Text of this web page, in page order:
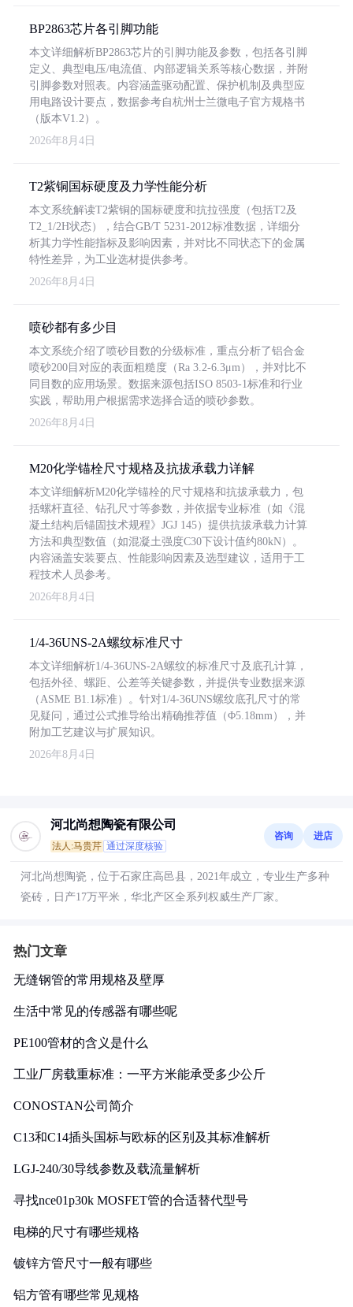
BP2863芯片各引脚功能
本文详细解析BP2863芯片的引脚功能及参数，包括各引脚
定义、典型电压/电流值、内部逻辑关系等核心数据，并附
引脚参数对照表。内容涵盖驱动配置、保护机制及典型应
用电路设计要点，数据参考自杭州士兰微电子官方规格书
（版本V1.2）。
2026年8月4日
T2紫铜国标硬度及力学性能分析
本文系统解读T2紫铜的国标硬度和抗拉强度（包括T2及
T2_1/2H状态），结合GB/T 5231-2012标准数据，详细分
析其力学性能指标及影响因素，并对比不同状态下的金属
特性差异，为工业选材提供参考。
2026年8月4日
喷砂都有多少目
本文系统介绍了喷砂目数的分级标准，重点分析了铝合金
喷砂200目对应的表面粗糙度（Ra 3.2-6.3μm），并对比不
同目数的应用场景。数据来源包括ISO 8503-1标准和行业
实践，帮助用户根据需求选择合适的喷砂参数。
2026年8月4日
M20化学锚栓尺寸规格及抗拔承载力详解
本文详细解析M20化学锚栓的尺寸规格和抗拔承载力，包
括螺杆直径、钻孔尺寸等参数，并依据专业标准（如《混
凝土结构后锚固技术规程》JGJ 145）提供抗拔承载力计算
方法和典型数值（如混凝土强度C30下设计值约80kN）。
内容涵盖安装要点、性能影响因素及选型建议，适用于工
程技术人员参考。
2026年8月4日
1/4-36UNS-2A螺纹标准尺寸
本文详细解析1/4-36UNS-2A螺纹的标准尺寸及底孔计算，
包括外径、螺距、公差等关键参数，并提供专业数据来源
（ASME B1.1标准）。针对1/4-36UNS螺纹底孔尺寸的常
见疑问，通过公式推导给出精确推荐值（Φ5.18mm），并
附加工艺建议与扩展知识。
2026年8月4日
河北尚想陶瓷有限公司
法人:马贵芹 通过深度核验
咨询 进店
河北尚想陶瓷，位于石家庄高邑县，2021年成立，专业生产多种
瓷砖，日产17万平米，华北产区全系列权威生产厂家。
热门文章
无缝钢管的常用规格及壁厚
生活中常见的传感器有哪些呢
PE100管材的含义是什么
工业厂房载重标准：一平方米能承受多少公斤
CONOSTAN公司简介
C13和C14插头国标与欧标的区别及其标准解析
LGJ-240/30导线参数及载流量解析
寻找nce01p30k MOSFET管的合适替代型号
电梯的尺寸有哪些规格
镀锌方管尺寸一般有哪些
铝方管有哪些常见规格